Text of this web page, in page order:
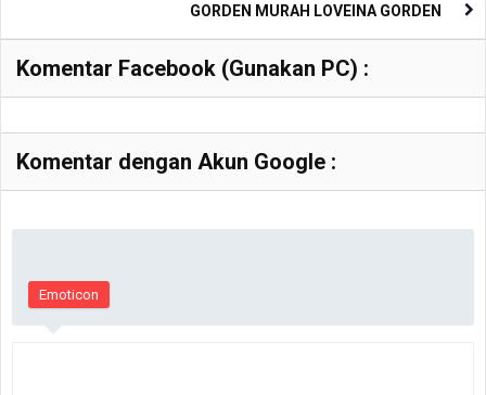
GORDEN MURAH LOVEINA GORDEN
Komentar Facebook (Gunakan PC) :
Komentar dengan Akun Google :
Emoticon